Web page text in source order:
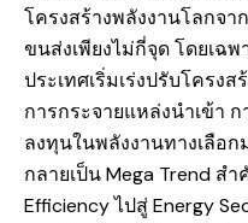
โครงสร้างพลังงานโลกจ
ขนส่งเพียงไม่กี่จุด โดยเฉ
ประเทศเริ่มเร่งปรับโครง
การกระจายแหล่งนำเข้า
ลงทุนในพลังงานทางเลือ
กลายเป็น Mega Trend ส
Efficiency ไปสู่ Energy